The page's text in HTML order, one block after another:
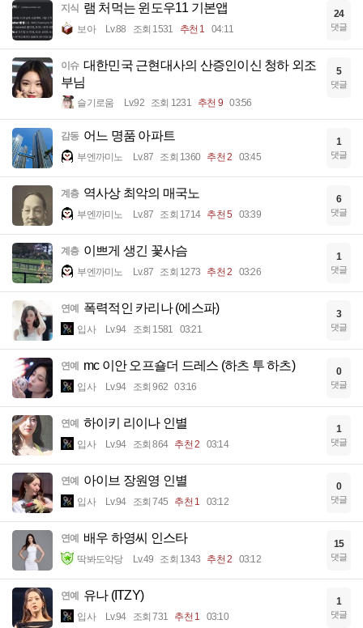
지식 램 처먹는 윈도우11 기본앱
보아 Lv.88 조회 1531 추천 1 04:11
24
댓글
이슈 대한민국 근현대사의 산증인이신 청하 외조
부님
슬기로움 Lv.92 조회 1231 추천 9 03:56
5
댓글
감동 어느 명품 아파트
부엔까미노 Lv.87 조회 1360 추천 2 03:45
1
댓글
계층 역사상 최악의 매국노
부엔까미노 Lv.87 조회 1714 추천 5 03:39
6
댓글
계층 이쁘게 생긴 꽃사슴
부엔까미노 Lv.87 조회 1273 추천 2 03:26
1
댓글
연예 폭력적인 카리나 (에스파)
입사 Lv.94 조회 1581 03:21
3
댓글
연예 mc 이안 오프숄더 드레스 (하츠 투 하츠)
입사 Lv.94 조회 962 03:16
0
댓글
연예 하이키 리이나 인별
입사 Lv.94 조회 864 추천 2 03:14
1
댓글
연예 아이브 장원영 인별
입사 Lv.94 조회 745 추천 1 03:12
0
댓글
연예 배우 하영씨 인스타
딱봐도악당 Lv.49 조회 1343 추천 2 03:12
15
댓글
연예 유나 (ITZY)
입사 Lv.94 조회 731 추천 1 03:10
1
댓글